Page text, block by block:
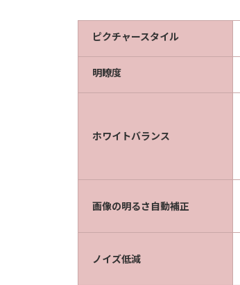
ピクチャースタイル
明瞭度
ホワイトバランス
画像の明るさ自動補正
ノイズ低減